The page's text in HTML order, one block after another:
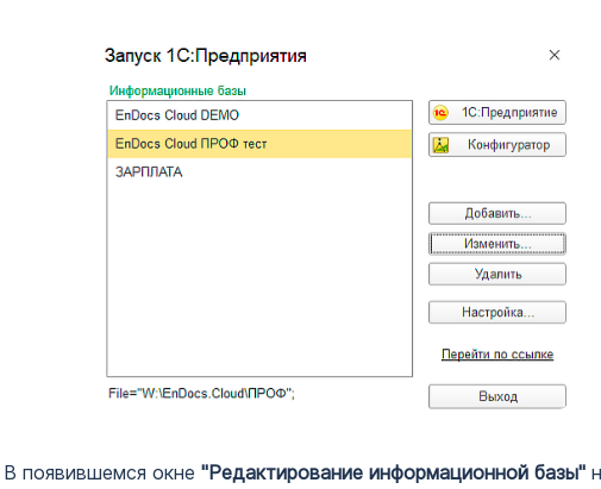
В появившемся окне "Редактирование информационной базы"